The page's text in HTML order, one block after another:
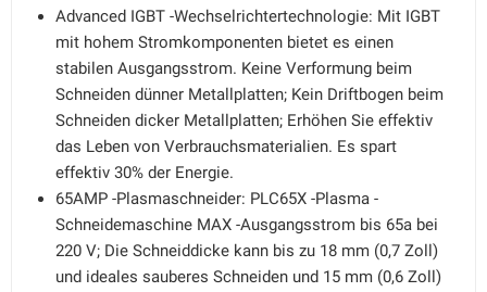
Advanced IGBT -Wechselrichtertechnologie: Mit IGBT
mit hohem Stromkomponenten bietet es einen
stabilen Ausgangsstrom. Keine Verformung beim
Schneiden dünner Metallplatten; Kein Driftbogen beim
Schneiden dicker Metallplatten; Erhöhen Sie effektiv
das Leben von Verbrauchsmaterialien. Es spart
effektiv 30% der Energie.
65AMP -Plasmaschneider: PLC65X -Plasma -
Schneidemaschine MAX -Ausgangsstrom bis 65a bei
220 V; Die Schneiddicke kann bis zu 18 mm (0,7 Zoll)
und ideales sauberes Schneiden und 15 mm (0,6 Zoll)